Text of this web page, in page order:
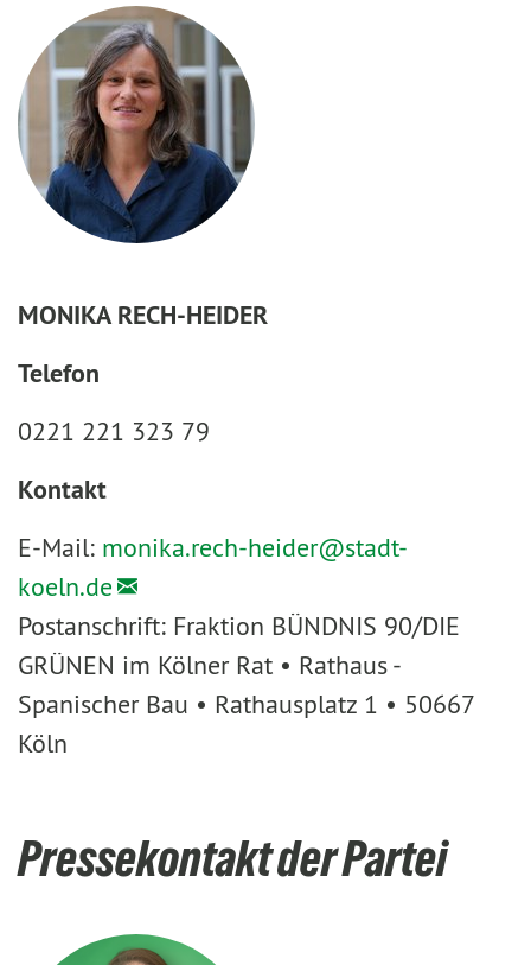
MONIKA RECH-HEIDER
Telefon
0221 221 323 79
Kontakt
E-Mail: monika.rech-heider@stadt-
koeln.de
Postanschrift: Fraktion BÜNDNIS 90/DIE
GRÜNEN im Kölner Rat • Rathaus -
Spanischer Bau • Rathausplatz 1 • 50667
Köln
Pressekontakt der Partei